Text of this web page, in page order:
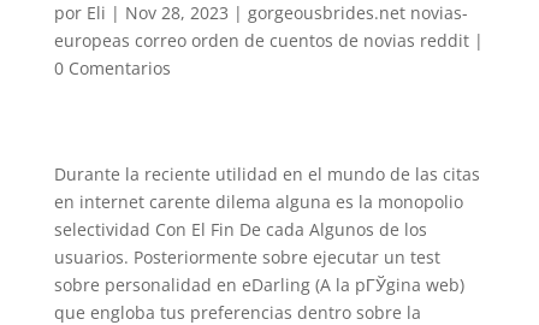
por Eli | Nov 28, 2023 | gorgeousbrides.net novias-
europeas correo orden de cuentos de novias reddit|
0 Comentarios
Durante la reciente utilidad en el mundo de las citas
en internet carente dilema alguna es la monopolio
selectividad Con El Fin De cada Algunos de los
usuarios. Posteriormente sobre ejecutar un test
sobre personalidad en eDarling (A la pГЎgina web)
que engloba tus preferencias dentro sobre la